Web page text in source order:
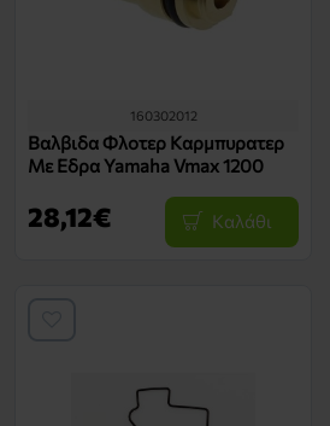
160302012
Βαλβιδα Φλοτερ Καρμπυρατερ
Με Εδρα Yamaha Vmax 1200
28,12€ Καλάθι